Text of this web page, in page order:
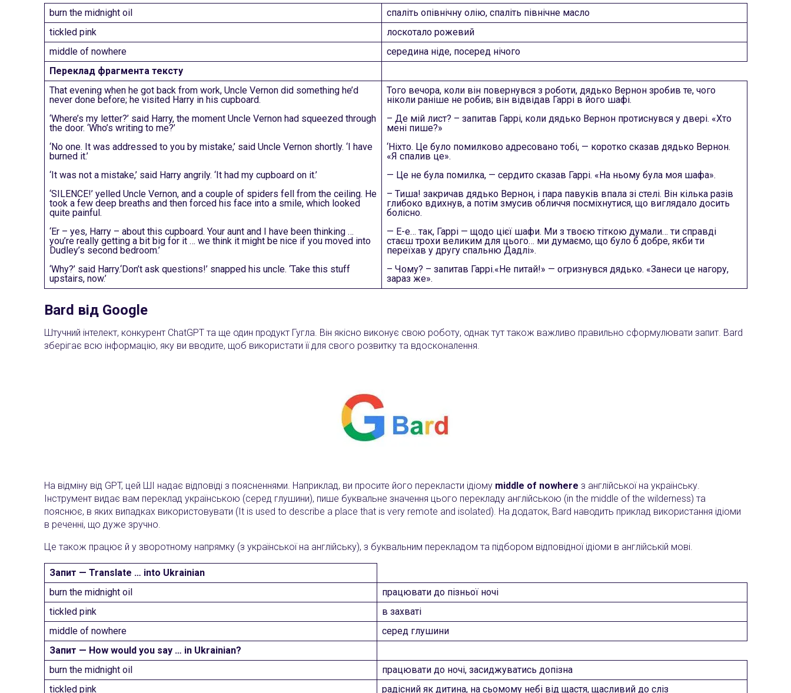
burn the midnight oil
спаліть опівнічну олію, спаліть північне масло
tickled pink
лоскотало рожевий
middle of nowhere
середина ніде, посеред нічого
Переклад фрагмента тексту
That evening when he got back from work, Uncle Vernon did something he’d
never done before; he visited Harry in his cupboard.
‘Where’s my letter?’ said Harry, the moment Uncle Vernon had squeezed through
the door. ‘Who’s writing to me?’
‘No one. It was addressed to you by mistake,’ said Uncle Vernon shortly. ‘I have
burned it.’
‘It was not a mistake,’ said Harry angrily. ‘It had my cupboard on it.’
‘SILENCE!’ yelled Uncle Vernon, and a couple of spiders fell from the ceiling. He
took a few deep breaths and then forced his face into a smile, which looked
quite painful.
‘Er – yes, Harry – about this cupboard. Your aunt and I have been thinking …
you’re really getting a bit big for it … we think it might be nice if you moved into
Dudley’s second bedroom.’
‘Why?’ said Harry.‘Don’t ask questions!’ snapped his uncle. ‘Take this stuff
upstairs, now.’
Того вечора, коли він повернувся з роботи, дядько Вернон зробив те, чого
ніколи раніше не робив; він відвідав Гаррі в його шафі.
– Де мій лист? – запитав Гаррі, коли дядько Вернон протиснувся у двері. «Хто
мені пише?»
‘Ніхто. Це було помилково адресовано тобі, — коротко сказав дядько Вернон.
«Я спалив це».
— Це не була помилка, — сердито сказав Гаррі. «На ньому була моя шафа».
– Тиша! закричав дядько Вернон, і пара павуків впала зі стелі. Він кілька разів
глибоко вдихнув, а потім змусив обличчя посміхнутися, що виглядало досить
болісно.
— Е-е… так, Гаррі — щодо цієї шафи. Ми з твоєю тіткою думали… ти справді
стаєш трохи великим для цього… ми думаємо, що було б добре, якби ти
переїхав у другу спальню Дадлі».
– Чому? – запитав Гаррі.«Не питай!» — огризнувся дядько. «Занеси це нагору,
зараз же».
Bard від Google
Штучний інтелект, конкурент ChatGPT та ще один продукт Гугла. Він якісно виконує свою роботу, однак тут також важливо правильно сформулювати запит. Bard
зберігає всю інформацію, яку ви вводите, щоб використати її для свого розвитку та вдосконалення.
На відміну від GPT, цей ШІ надає відповіді з поясненнями. Наприклад, ви просите його перекласти ідіому middle of nowhere з англійської на українську.
Інструмент видає вам переклад українською (серед глушини), пише буквальне значення цього перекладу англійською (in the middle of the wilderness) та
пояснює, в яких випадках використовувати (It is used to describe a place that is very remote and isolated). На додаток, Bard наводить приклад використання ідіоми
в реченні, що дуже зручно.
Це також працює й у зворотному напрямку (з української на англійську), з буквальним перекладом та підбором відповідної ідіоми в англійській мові.
Запит — Translate … into Ukrainian
burn the midnight oil
працювати до пізньої ночі
tickled pink
в захваті
middle of nowhere
серед глушини
Запит — How would you say … in Ukrainian?
burn the midnight oil
працювати до ночі, засиджуватись допізна
tickled pink
радісний як дитина, на сьомому небі від щастя, щасливий до сліз